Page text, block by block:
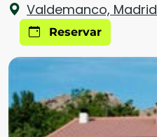
Valdemanco, Madrid
Reservar